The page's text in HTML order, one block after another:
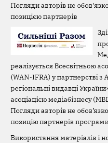
Погляди авторів не
позицією партнерів
реалізується Всесвітньою
(WAN-IFRA) у партнерстві з
регіональні видавці
асоціацією медіабізнесу
Погляди авторів не
позицію партнерів
Використання матеріалів і